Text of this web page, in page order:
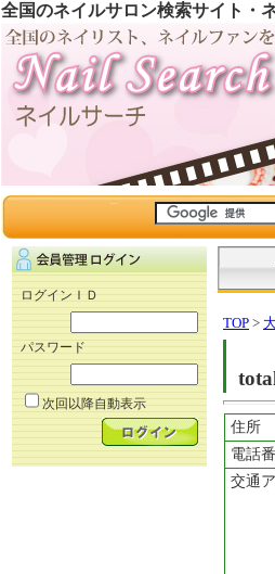
全国のネイルサロン検索サイト・
ログインＩＤ
パスワード
次回以降自動表示
TOP >
住所
電話
交通